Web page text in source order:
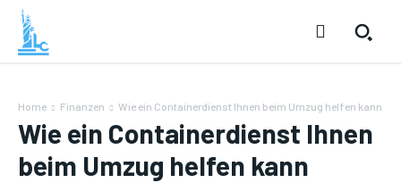
Home Finanzen Wie ein Containerdienst Ihnen beim Umzug helfen kann
Wie ein Containerdienst Ihnen
beim Umzug helfen kann